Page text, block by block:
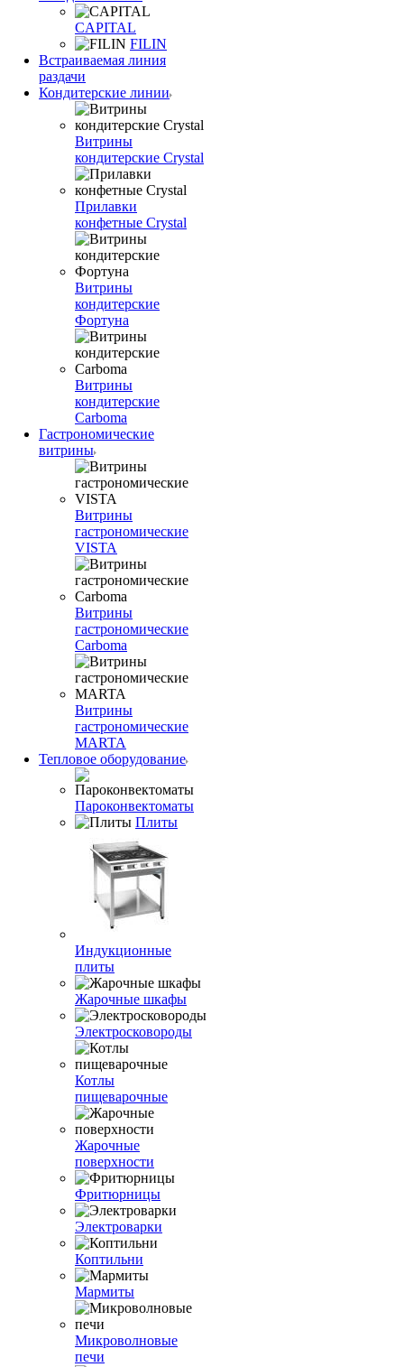
CAPITAL
FILIN
Встраиваемая линия
раздачи
Кондитерские линии
Витрины
кондитерские Crystal
Прилавки
конфетные Crystal
Витрины
кондитерские
Фортуна
Витрины
кондитерские
Carboma
Гастрономические
витрины
Витрины
гастрономические
VISTA
Витрины
гастрономические
Carboma
Витрины
гастрономические
MARTA
Тепловое оборудование
Пароконвектоматы
Плиты
Индукционные
плиты
Жарочные шкафы
Электросковороды
Котлы
пищеварочные
Жарочные
поверхности
Фритюрницы
Электроварки
Коптильни
Мармиты
Микроволновые
печи